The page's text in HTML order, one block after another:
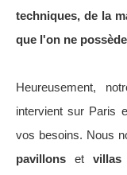
techniques, de la
que l'on ne
Heureusement,
intervient sur Paris
vos besoins. Nous
pavillons etvillas